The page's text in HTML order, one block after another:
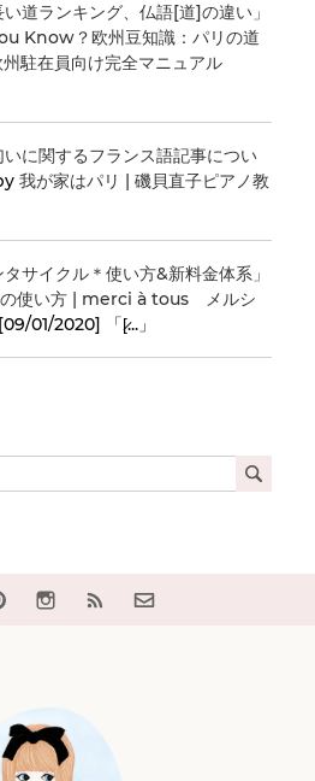
道ランキング、仏語[道]の違い」
Know？欧州豆知識：パリの道
駐在員向け完全マニュアル
いに関するフランス語記事につい
我が家はパリ | 磯貝直子ピアノ教
サイクル＊使い方&新料金体系」
使い方 | merci à tous メルシ
01/2020] 「[̷...」